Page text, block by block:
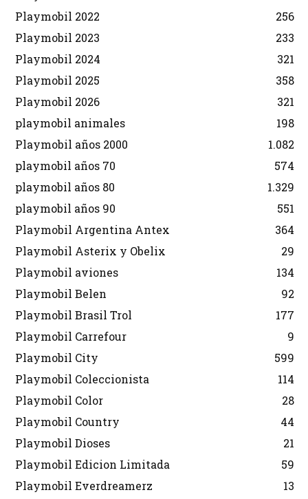
Playmobil 2022
256
Playmobil 2023
233
Playmobil 2024
321
Playmobil 2025
358
Playmobil 2026
321
playmobil animales
198
Playmobil años 2000
1.082
playmobil años 70
574
playmobil años 80
1.329
playmobil años 90
551
Playmobil Argentina Antex
364
Playmobil Asterix y Obelix
29
Playmobil aviones
134
Playmobil Belen
92
Playmobil Brasil Trol
177
Playmobil Carrefour
9
Playmobil City
599
Playmobil Coleccionista
114
Playmobil Color
28
Playmobil Country
44
Playmobil Dioses
21
Playmobil Edicion Limitada
59
Playmobil Everdreamerz
13